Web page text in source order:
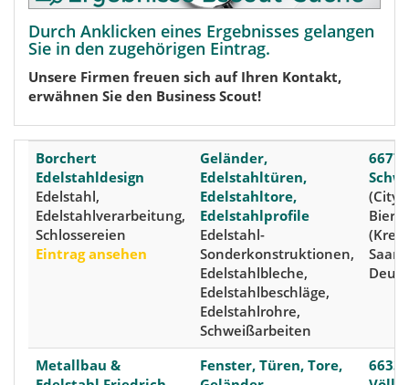
Durch Anklicken eines Ergebnisses gelangen
Sie in den zugehörigen Eintrag.
Unsere Firmen freuen sich auf Ihren Kontakt,
erwähnen Sie den Business Scout!
Borchert
Edelstahldesign
Edelstahl,
Edelstahlverarbeitung,
Schlossereien
Eintrag ansehen
Geländer,
Edelstahltüren,
Edelstahltore,
Edelstahlprofile
Edelstahl-
Sonderkonstruktionen,
Edelstahlbleche,
Edelstahlbeschläge,
Edelstahlrohre,
Schweißarbeiten
66773
(City),
Metallbau &
Fenster, Türen, Tore,
66333